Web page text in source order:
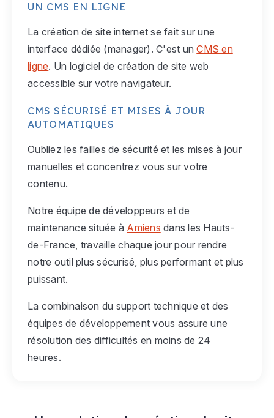
UN CMS EN LIGNE
La création de site internet se fait sur une
interface dédiée (manager). C'est unCMS en
ligne. Un logiciel de création de site web
accessible sur votre navigateur.
CMS SÉCURISÉ ET MISES À JOUR
AUTOMATIQUES
Oubliez les failles de sécurité et les mises à jour
manuelles et concentrez vous sur votre
contenu.
Notre équipe de développeurs et de
maintenance située à Amiens dans les Hauts-
de-France, travaille chaque jour pour rendre
notre outil plus sécurisé, plus performant et plus
puissant.
La combinaison du support technique et des
équipes de développement vous assure une
résolution des difficultés en moins de 24
heures.